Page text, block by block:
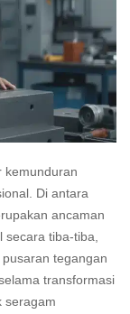
kemunduran
Di antara
ancaman
tiba-tiba,
tegangan
transformasi
seragam